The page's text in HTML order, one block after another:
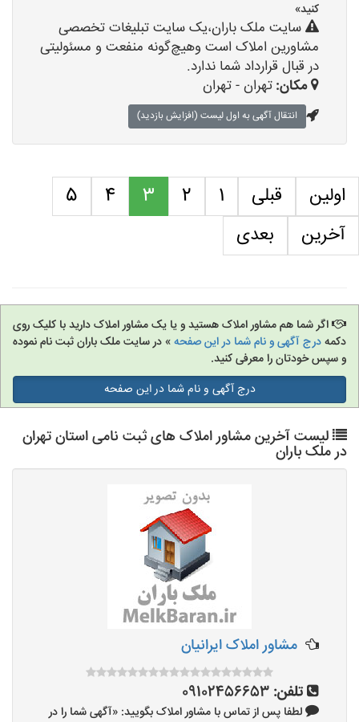
کنید»
سایت ملک باران،یک سایت تبلیغات تخصصی
مشاورین املاک است وهیچ‌گونه منفعت و مسئولیتی
در قبال قرارداد شما ندارد.
مکان:تهران - تهران
انتقال آگهی به اول لیست (افزایش بازدید)
اولین قبلی 1
2
3
4
5
بعدی
آخرین
اگر شما هم مشاور املاک هستید و یا یک مشاور املاک دارید با کلیک روی
دکمهدرج آگهی و نام شما در این صفحه» در سایت ملک باران ثبت نام نموده
و سپس خودتان را معرفی کنید.
درج آگهی و نام شما در این صفحه
لیست آخرین مشاور املاک های ثبت نامی استان تهران
در ملک باران
مشاور املاک ایرانیان
تلفن: 09102456653
لطفا پس از تماس با مشاور املاک بگویید: «آگهی شما را در